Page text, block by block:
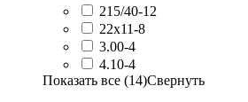
215/40-12
22x11-8
3.00-4
4.10-4
Показать все (14)Свернуть